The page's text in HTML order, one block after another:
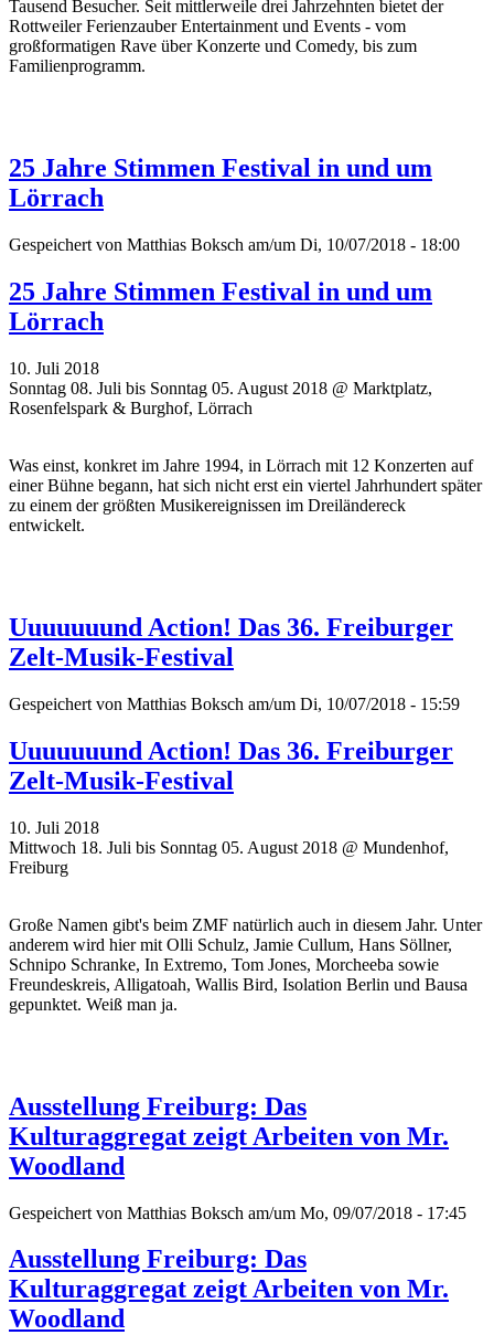
Tausend Besucher. Seit mittlerweile drei Jahrzehnten bietet der
Rottweiler Ferienzauber Entertainment und Events - vom
großformatigen Rave über Konzerte und Comedy, bis zum
Familienprogramm.
25 Jahre Stimmen Festival in und um
Lörrach
Gespeichert von Matthias Boksch am/um Di, 10/07/2018 - 18:00
25 Jahre Stimmen Festival in und um
Lörrach
10. Juli 2018
Sonntag 08. Juli bis Sonntag 05. August 2018 @ Marktplatz,
Rosenfelspark & Burghof, Lörrach
Was einst, konkret im Jahre 1994, in Lörrach mit 12 Konzerten auf
einer Bühne begann, hat sich nicht erst ein viertel Jahrhundert später
zu einem der größten Musikereignissen im Dreiländereck
entwickelt.
Uuuuuuund Action! Das 36. Freiburger
Zelt-Musik-Festival
Gespeichert von Matthias Boksch am/um Di, 10/07/2018 - 15:59
Uuuuuuund Action! Das 36. Freiburger
Zelt-Musik-Festival
10. Juli 2018
Mittwoch 18. Juli bis Sonntag 05. August 2018 @ Mundenhof,
Freiburg
Große Namen gibt's beim ZMF natürlich auch in diesem Jahr. Unter
anderem wird hier mit Olli Schulz, Jamie Cullum, Hans Söllner,
Schnipo Schranke, In Extremo, Tom Jones, Morcheeba sowie
Freundeskreis, Alligatoah, Wallis Bird, Isolation Berlin und Bausa
gepunktet. Weiß man ja.
Ausstellung Freiburg: Das
Kulturaggregat zeigt Arbeiten von Mr.
Woodland
Gespeichert von Matthias Boksch am/um Mo, 09/07/2018 - 17:45
Ausstellung Freiburg: Das
Kulturaggregat zeigt Arbeiten von Mr.
Woodland